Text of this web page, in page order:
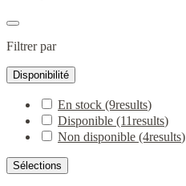
Filtrer par
Disponibilité
En stock (9results)
Disponible (11results)
Non disponible (4results)
Sélections